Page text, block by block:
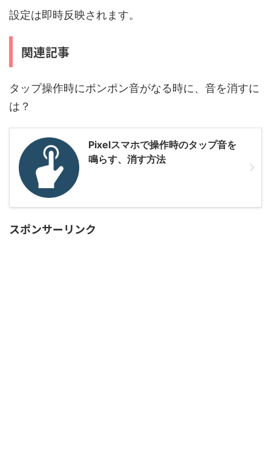
設定は即時反映されます。
関連記事
タップ操作時にポンポン音がなる時に、音を消すに
は？
Pixelスマホで操作時のタップ音を
鳴らす、消す方法
スポンサーリンク